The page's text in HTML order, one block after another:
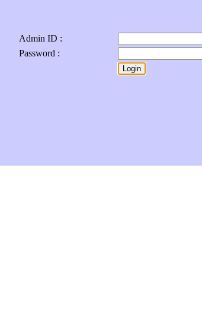
Admin ID :
Password :